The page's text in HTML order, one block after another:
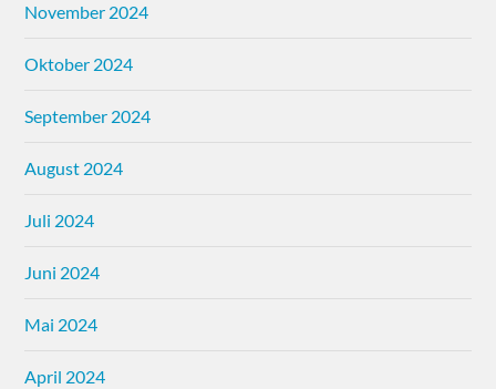
November 2024
Oktober 2024
September 2024
August 2024
Juli 2024
Juni 2024
Mai 2024
April 2024